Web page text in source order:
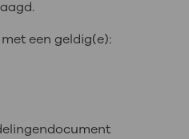
een geldig(e):